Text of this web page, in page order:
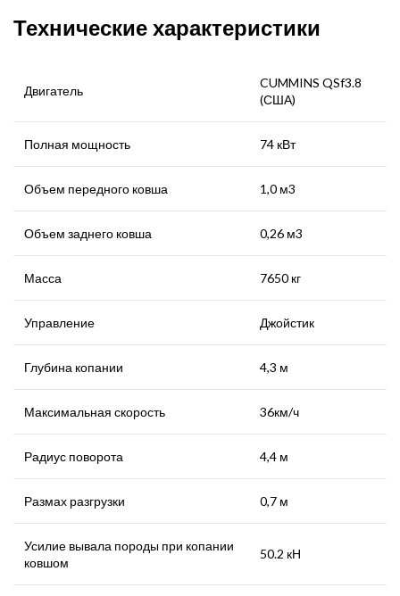
Технические характеристики
Двигатель
CUMMINS QSf3.8
(США)
Полная мощность 74 кВт
Объем передного ковша 1,0 м3
Объем заднего ковша 0,26 м3
Масса 7650 кг
Управление Джойстик
Глубина копании 4,3 м
Максимальная скорость 36км/ч
Радиус поворота 4,4 м
Размах разгрузки 0,7 м
Усилие вывала породы при копании
ковшом
50.2 кН